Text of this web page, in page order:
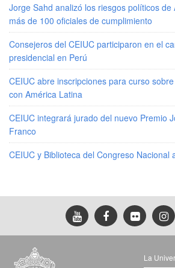
Jorge Sahd analizó los riesgos políticos
más de 100 oficiales de cumplimiento
Consejeros del CEIUC participaron en el
presidencial en Perú
CEIUC abre inscripciones para curso
con América Latina
CEIUC integrará jurado del nuevo Premio
Franco
CEIUC y Biblioteca del Congreso Nacional
La